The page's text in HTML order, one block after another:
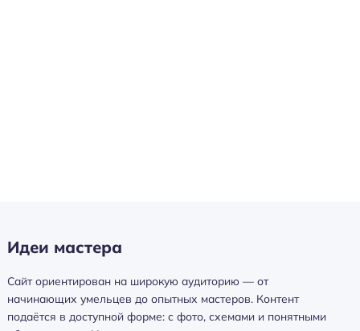
Идеи мастера
Сайт ориентирован на широкую аудиторию — от
начинающих умельцев до опытных мастеров. Контент
подаётся в доступной форме: с фото, схемами и понятными